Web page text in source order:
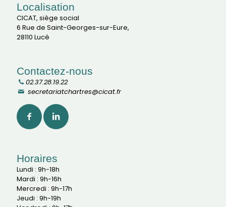
Localisation
CICAT, siège social
6 Rue de Saint-Georges-sur-Eure,
28110 Lucé
Contactez-nous
02.37.28.19.22
secretariatchartres@cicat.fr
Horaires
Lundi : 9h-18h
Mardi : 9h-16h
Mercredi : 9h-17h
Jeudi : 9h-19h